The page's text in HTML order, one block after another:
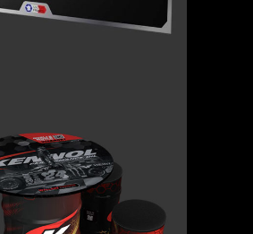
SALON KENNOL
FANZONE